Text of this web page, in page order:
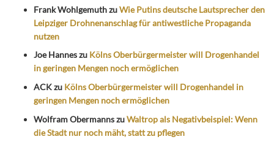
Frank WohlgemuthzuWie Putins deutsche Lautsprecher den
Leipziger Drohnenanschlag für antiwestliche Propaganda
nutzen
Joe Hanneszu Kölns Oberbürgermeister will Drogenhandel
in geringen Mengen noch ermöglichen
ACKzu Kölns Oberbürgermeister will Drogenhandel in
geringen Mengen noch ermöglichen
Wolfram ObermannszuWaltrop als Negativbeispiel: Wenn
die Stadt nur noch mäht, statt zu pflegen